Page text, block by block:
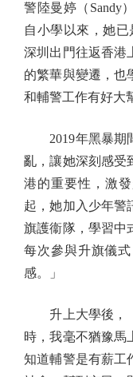
警陸曼婷（Sandy
自小學以來，她
深圳出門往返香港
的繁華與變遷，也
和輔警工作有好大
2019年黑暴期
亂，讓她深刻感受
港的重要性，激
起，她加入少年警
旗護衞隊，學習中
每次參與升旗儀
感。」
升上大學後，「
時，我毫不猶豫馬
知道輔警是有薪工